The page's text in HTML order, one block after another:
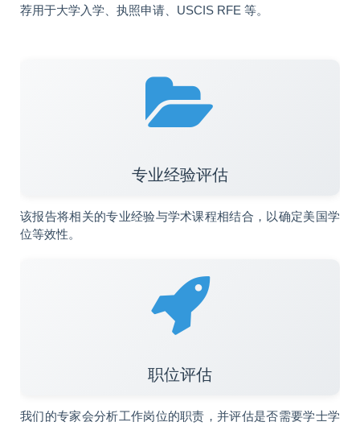
荐用于大学入学、执照申请、USCIS RFE 等。
专业经验评估
该报告将相关的专业经验与学术课程相结合，以确定美国学
位等效性。
职位评估
我们的专家会分析工作岗位的职责，并评估是否需要学士学